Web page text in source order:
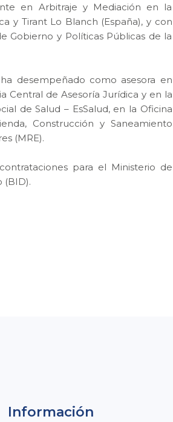
en Arbitraje y Mediación en la
y Tirant Lo Blanch (España), y con
Gobierno y Políticas Públicas de la
desempeñado como asesora en
Central de Asesoría Jurídica y en la
de Salud – EsSalud, en la Oficina
Construcción y Saneamiento
(MRE).
para el Ministerio de
(BID).
Información